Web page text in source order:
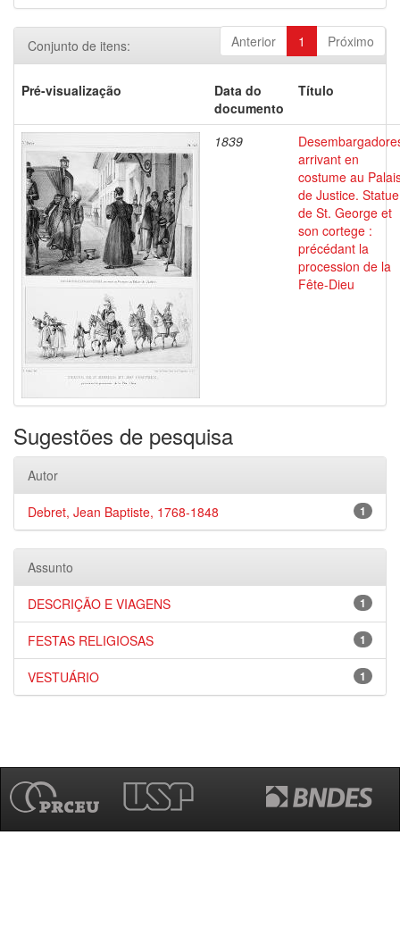
Anterior 1 Próximo
Conjunto de itens:
Pré-visualização
Data do
documento
Título
1839
arrivant en
costume au
de Justice. Statue
de St. George et
son cortege :
précédant la
procession de la
Fête-Dieu
Sugestões de pesquisa
Autor
1
Debret, Jean Baptiste, 1768-1848
Assunto
1
DESCRIÇÃO E VIAGENS
1
FESTAS RELIGIOSAS
1
VESTUÁRIO